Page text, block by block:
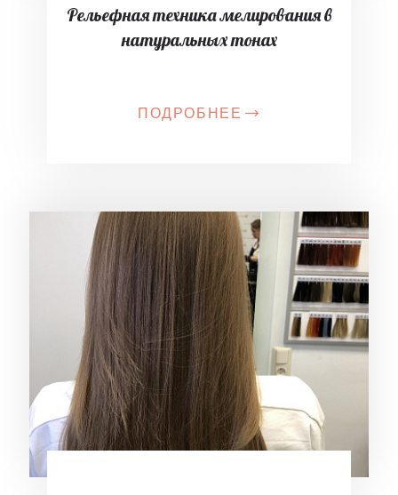
Рельефная техника мелирования в
натуральных тонах
ПОДРОБНЕЕ